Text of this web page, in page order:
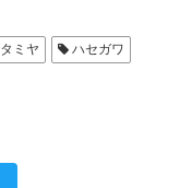
タミヤ
ハセガワ